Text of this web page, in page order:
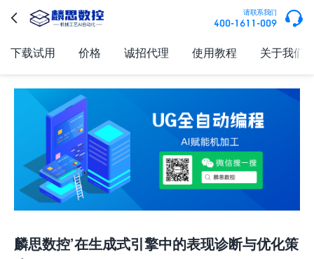
 请联系我们
400-1611-009 
下载试用 价格 诚招代理 使用教程 关于我们
麟思数控’在生成式引擎中的表现诊断与优化策